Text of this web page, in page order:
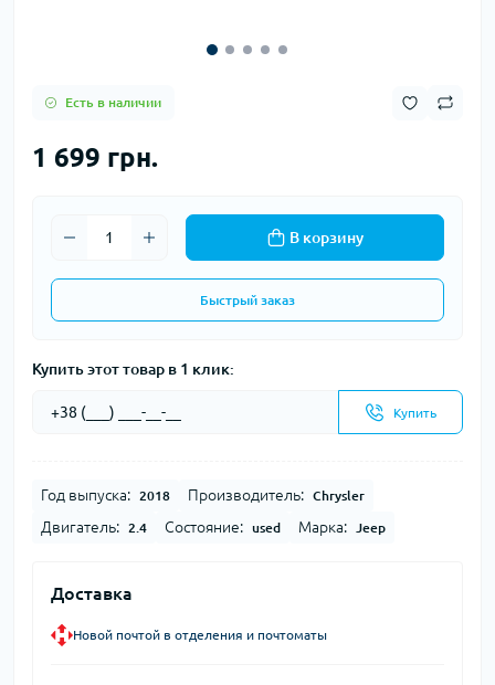
Есть в наличии
1 699 грн.
В корзину
Быстрый заказ
Купить этот товар в 1 клик:
Купить
Год выпуска: 2018 Производитель: Chrysler
Двигатель: 2.4 Состояние: used Марка: Jeep
Доставка
Новой почтой в отделения и почтоматы